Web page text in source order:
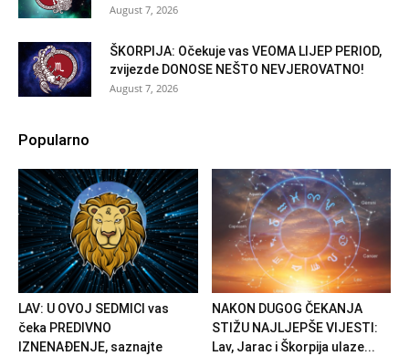
August 7, 2026
ŠKORPIJA: Očekuje vas VEOMA LIJEP PERIOD,
zvijezde DONOSE NEŠTO NEVJEROVATNO!
August 7, 2026
Popularno
LAV: U OVOJ SEDMICI vas
čeka PREDIVNO
IZNENAĐENJE, saznajte
NAKON DUGOG ČEKANJA
STIŽU NAJLJEPŠE VIJESTI:
Lav, Jarac i Škorpija ulaze...